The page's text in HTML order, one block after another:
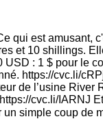
qui est amusant,
et 10 shillings.
USD : 1 $ pour le
https://cvc.li/
de l’usine
cvc.li/IARNJ
simple coup de